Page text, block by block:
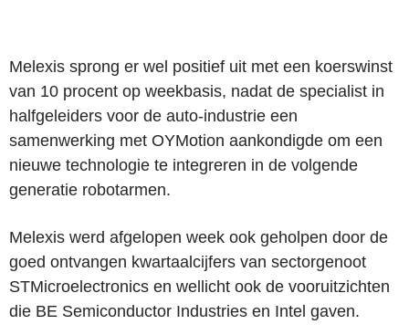
Melexis sprong er wel positief uit met een koerswinst
van 10 procent op weekbasis, nadat de specialist in
halfgeleiders voor de auto-industrie een
samenwerking met OYMotion aankondigde om een
nieuwe technologie te integreren in de volgende
generatie robotarmen.
Melexis werd afgelopen week ook geholpen door de
goed ontvangen kwartaalcijfers van sectorgenoot
STMicroelectronics en wellicht ook de vooruitzichten
die BE Semiconductor Industries en Intel gaven.